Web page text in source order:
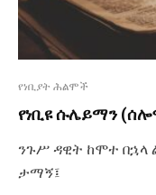
የነቢያት ሕልሞች
የነቢዩ ሱሌይማን
ንጉሥ ዳዊት ከሞተ በኋላ
ታማኝ፤